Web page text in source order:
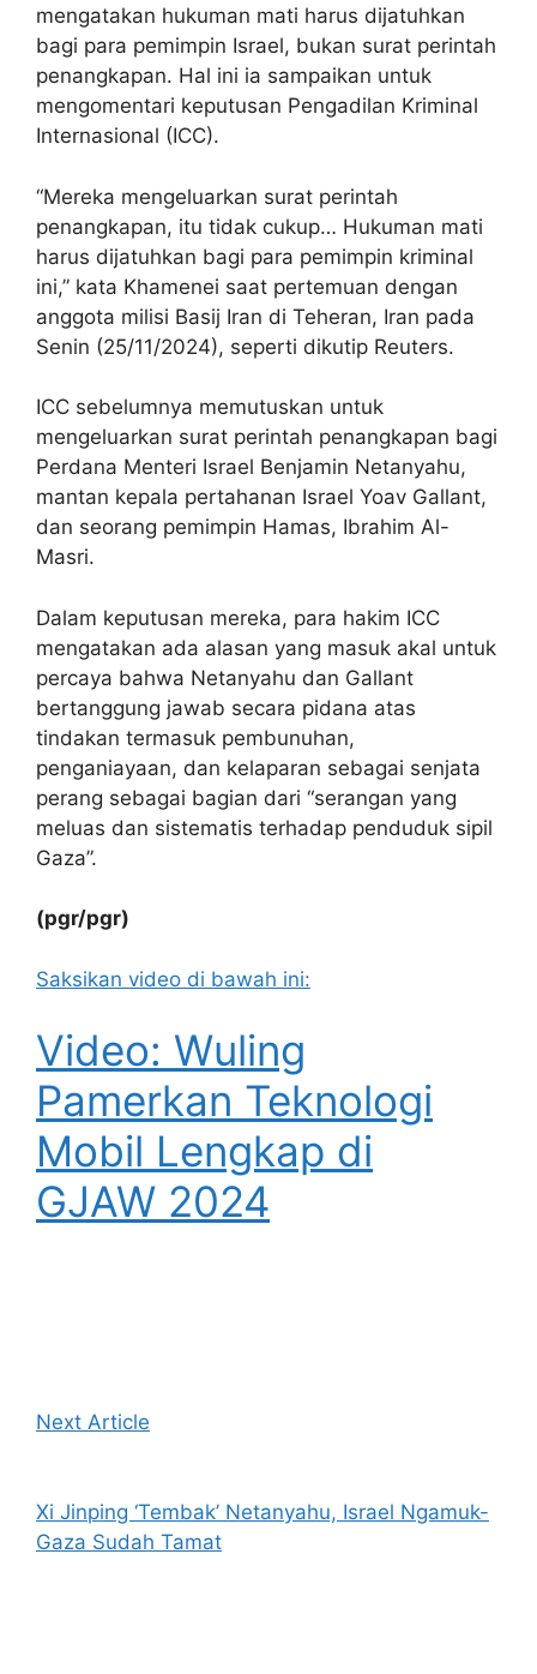
mengatakan hukuman mati harus dijatuhkan
bagi para pemimpin Israel, bukan surat perintah
penangkapan. Hal ini ia sampaikan untuk
mengomentari keputusan Pengadilan Kriminal
Internasional (ICC).
“Mereka mengeluarkan surat perintah
penangkapan, itu tidak cukup… Hukuman mati
harus dijatuhkan bagi para pemimpin kriminal
ini,” kata Khamenei saat pertemuan dengan
anggota milisi Basij Iran di Teheran, Iran pada
Senin (25/11/2024), seperti dikutip Reuters.
ICC sebelumnya memutuskan untuk
mengeluarkan surat perintah penangkapan bagi
Perdana Menteri Israel Benjamin Netanyahu,
mantan kepala pertahanan Israel Yoav Gallant,
dan seorang pemimpin Hamas, Ibrahim Al-
Masri.
Dalam keputusan mereka, para hakim ICC
mengatakan ada alasan yang masuk akal untuk
percaya bahwa Netanyahu dan Gallant
bertanggung jawab secara pidana atas
tindakan termasuk pembunuhan,
penganiayaan, dan kelaparan sebagai senjata
perang sebagai bagian dari “serangan yang
meluas dan sistematis terhadap penduduk sipil
Gaza”.
(pgr/pgr)
Saksikan video di bawah ini:
Video: Wuling
Pamerkan Teknologi
Mobil Lengkap di
GJAW 2024
Next Article
Xi Jinping ‘Tembak’ Netanyahu, Israel Ngamuk-
Gaza Sudah Tamat